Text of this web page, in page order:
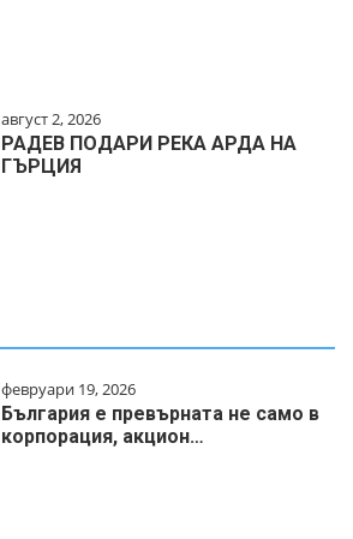
август 2, 2026
РАДЕВ ПОДАРИ РЕКА АРДА НА
ГЪРЦИЯ
февруари 19, 2026
България е превърната не само в
корпорация, акцион…